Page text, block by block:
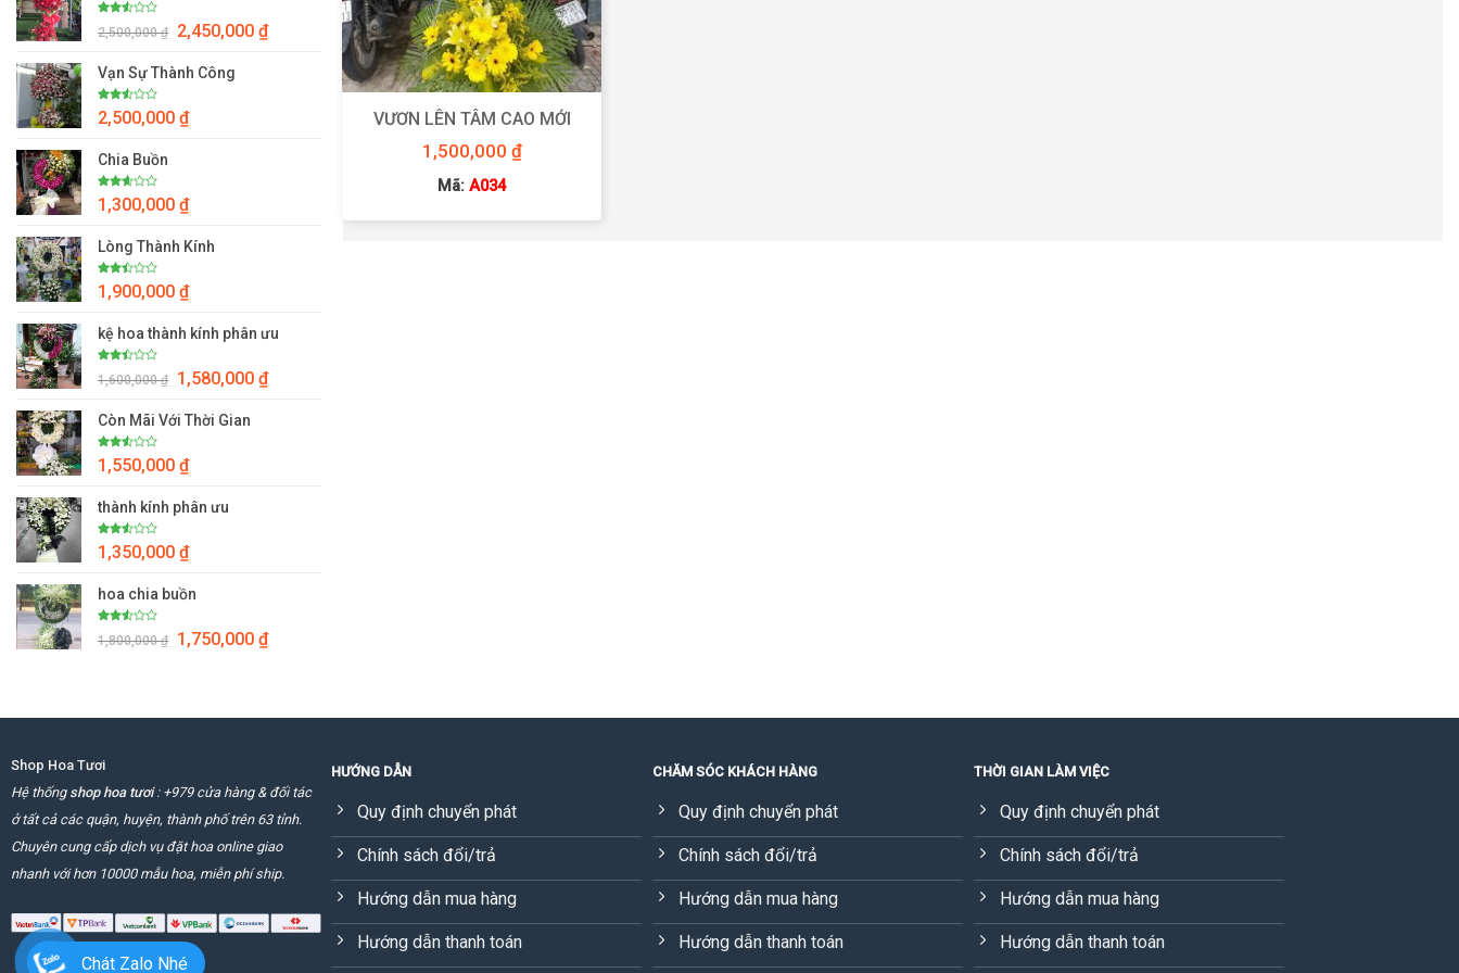
Được
xếp
5 sao
2,500,000₫
Giá
là:
2,450,000 ₫Giá
Vạn Sự Thành Công
Được
xếp
5 sao
2,500,000 ₫
Chia Buồn
Được
xếp
5 sao
1,300,000 ₫
Lòng Thành Kính
Được
xếp
5
sao
1,900,000 ₫
kệ hoa thành kính phân ưu
Được
xếp
5 sao
1,600,000₫
Giá
là:
1,580,000 ₫Giá
Còn Mãi Với Thời Gian
Được
xếp
5 sao
1,550,000 ₫
thành kính phân ưu
Được
xếp
5 sao
1,350,000 ₫
hoa chia buồn
Được
xếp
1,800,000₫
Giá
1,750,000 ₫Giá
1,750,000 ₫.
VƯƠN LÊN TÂM CAO MỚI
1,500,000 ₫
Mã:A034
Shop Hoa Tươi
Hệ thống shop hoa tươi: +979 cửa hàng & đối tác
ở tất cả các quận, huyện, thành phố trên 63 tỉnh.
Chuyên cung cấp dịch vụ đặt hoa online giao
nhanh với hơn 10000 mẫu hoa, miễn phí ship.
HƯỚNG DẪN
Quy định chuyển phát
Chính sách đổi/trả
Hướng dẫn mua hàng
Hướng dẫn thanh toán
CHĂM SÓC KHÁCH HÀNG
Quy định chuyển phát
Chính sách đổi/trả
Hướng dẫn mua hàng
Hướng dẫn thanh toán
THỜI GIAN LÀM VIỆC
Quy định chuyển phát
Chính sách đổi/trả
Hướng dẫn mua hàng
Hướng dẫn thanh toán
Chát Zalo Nhé